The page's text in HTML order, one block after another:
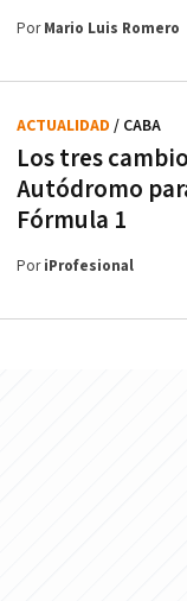
PorMario Luis Romero
Los tres
Autódromo
Fórmula 1
ACTUALIDAD / CABA
PoriProfesional